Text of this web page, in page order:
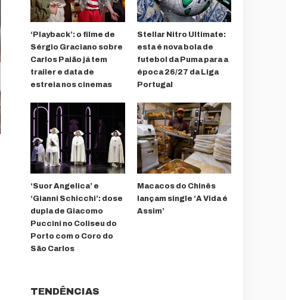
‘Playback’: o filme de
Sérgio Graciano sobre
Carlos Paião já tem
trailer e data de
estreia nos cinemas
Stellar Nitro Ultimate:
esta é nova bola de
futebol da Puma para a
época 26/27 da Liga
Portugal
‘Suor Angelica’ e
‘Gianni Schicchi’: dose
dupla de Giacomo
Puccini no Coliseu do
Porto com o Coro do
São Carlos
Macacos do Chinês
lançam single ‘A Vida é
Assim’
TENDÊNCIAS